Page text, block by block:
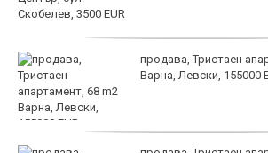
продава, Тристаен
Варна, Левски, 155000